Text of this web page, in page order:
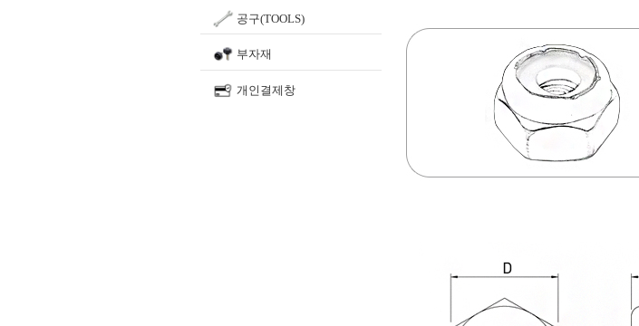
공구(TOOLS)
부자재
개인결제창